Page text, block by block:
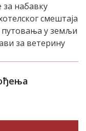
за набавку
смештаја
у земљи
за ветерину